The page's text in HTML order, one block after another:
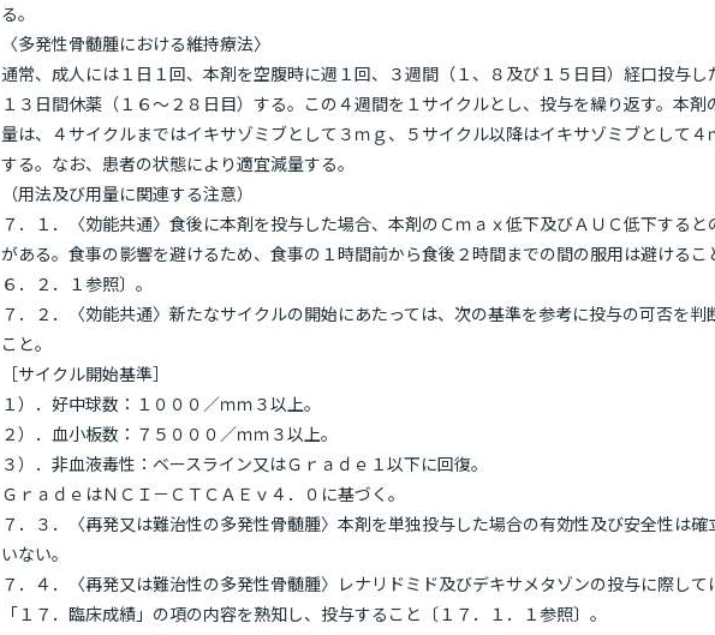
る。
〈多発性骨髄腫における維持療法〉
通常、成人には１日１回、本剤を空腹時に週１回、３週間（１、８及び１５日目）経口投与し
１３日間休薬（１６～２８日目）する。この４週間を１サイクルとし、投与を繰り返す。本剤
量は、４サイクルまではイキサゾミブとして３ｍｇ、５サイクル以降はイキサゾミブとして４
する。なお、患者の状態により適宜減量する。
（用法及び用量に関連する注意）
７．１．〈効能共通〉食後に本剤を投与した場合、本剤のＣｍａｘ低下及びＡＵＣ低下すると
がある。食事の影響を避けるため、食事の１時間前から食後２時間までの間の服用は避けるこ
６．２．１参照〕。
７．２．〈効能共通〉新たなサイクルの開始にあたっては、次の基準を参考に投与の可否を判
こと。
［サイクル開始基準］
１）．好中球数：１０００／ｍｍ３以上。
２）．血小板数：７５０００／ｍｍ３以上。
３）．非血液毒性：ベースライン又はＧｒａｄｅ１以下に回復。
ＧｒａｄｅはＮＣＩ－ＣＴＣＡＥｖ４．０に基づく。
７．３．〈再発又は難治性の多発性骨髄腫〉本剤を単独投与した場合の有効性及び安全性は確
いない。
７．４．〈再発又は難治性の多発性骨髄腫〉レナリドミド及びデキサメタゾンの投与に際して
「１７．臨床成績」の項の内容を熟知し、投与すること〔１７．１．１参照〕。